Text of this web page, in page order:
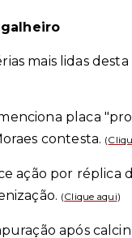
mais lidas
placa
contesta. (
ação por réplica
(Clique aqui)
após